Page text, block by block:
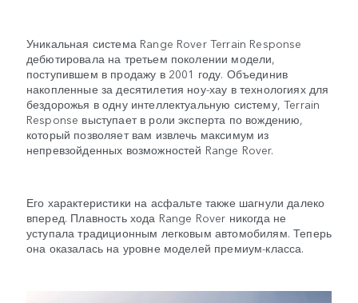
Уникальная система Range Rover Terrain Response
дебютировала на третьем поколении модели,
поступившем в продажу в 2001 году. Объединив
накопленные за десятилетия ноу-хау в технологиях для
бездорожья в одну интеллектуальную систему, Terrain
Response выступает в роли эксперта по вождению,
который позволяет вам извлечь максимум из
непревзойденных возможностей Range Rover.
Его характеристики на асфальте также шагнули далеко
вперед. Плавность хода Range Rover никогда не
уступала традиционным легковым автомобилям. Теперь
она оказалась на уровне моделей премиум-класса.